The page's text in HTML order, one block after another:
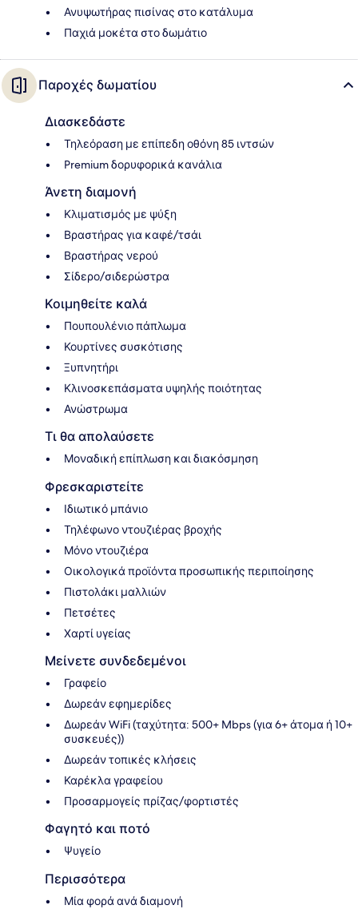
Ανυψωτήρας πισίνας στο κατάλυμα
Παχιά μοκέτα στο δωμάτιο
Παροχές δωματίου
Διασκεδάστε
Τηλεόραση με επίπεδη οθόνη 85 ιντσών
Premium δορυφορικά κανάλια
Άνετη διαμονή
Κλιματισμός με ψύξη
Βραστήρας για καφέ/τσάι
Βραστήρας νερού
Σίδερο/σιδερώστρα
Κοιμηθείτε καλά
Πουπουλένιο πάπλωμα
Κουρτίνες συσκότισης
Ξυπνητήρι
Κλινοσκεπάσματα υψηλής ποιότητας
Ανώστρωμα
Τι θα απολαύσετε
Μοναδική επίπλωση και διακόσμηση
Φρεσκαριστείτε
Ιδιωτικό μπάνιο
Τηλέφωνο ντουζιέρας βροχής
Μόνο ντουζιέρα
Οικολογικά προϊόντα προσωπικής περιποίησης
Πιστολάκι μαλλιών
Πετσέτες
Χαρτί υγείας
Μείνετε συνδεδεμένοι
Γραφείο
Δωρεάν εφημερίδες
Δωρεάν WiFi (ταχύτητα: 500+ Mbps (για 6+ άτομα ή 10+
συσκευές))
Δωρεάν τοπικές κλήσεις
Καρέκλα γραφείου
Προσαρμογείς πρίζας/φορτιστές
Φαγητό και ποτό
Ψυγείο
Περισσότερα
Μία φορά ανά διαμονή